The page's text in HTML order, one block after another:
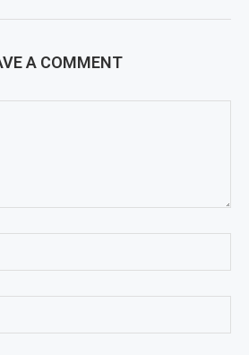
A COMMENT